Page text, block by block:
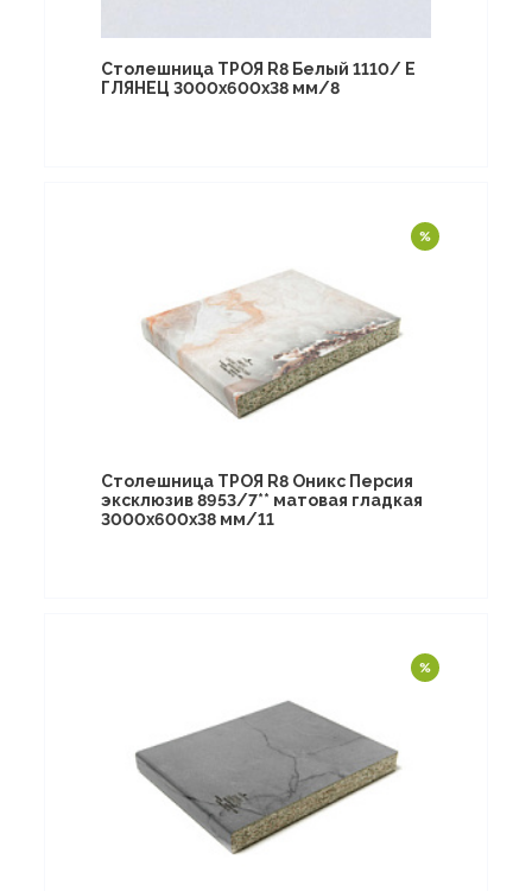
Столешница ТРОЯ R8 Белый 1110/ E
ГЛЯНЕЦ 3000х600х38 мм/8
Столешница ТРОЯ R8 Оникс Персия
эксклюзив 8953/7** матовая гладкая
3000х600х38 мм/11